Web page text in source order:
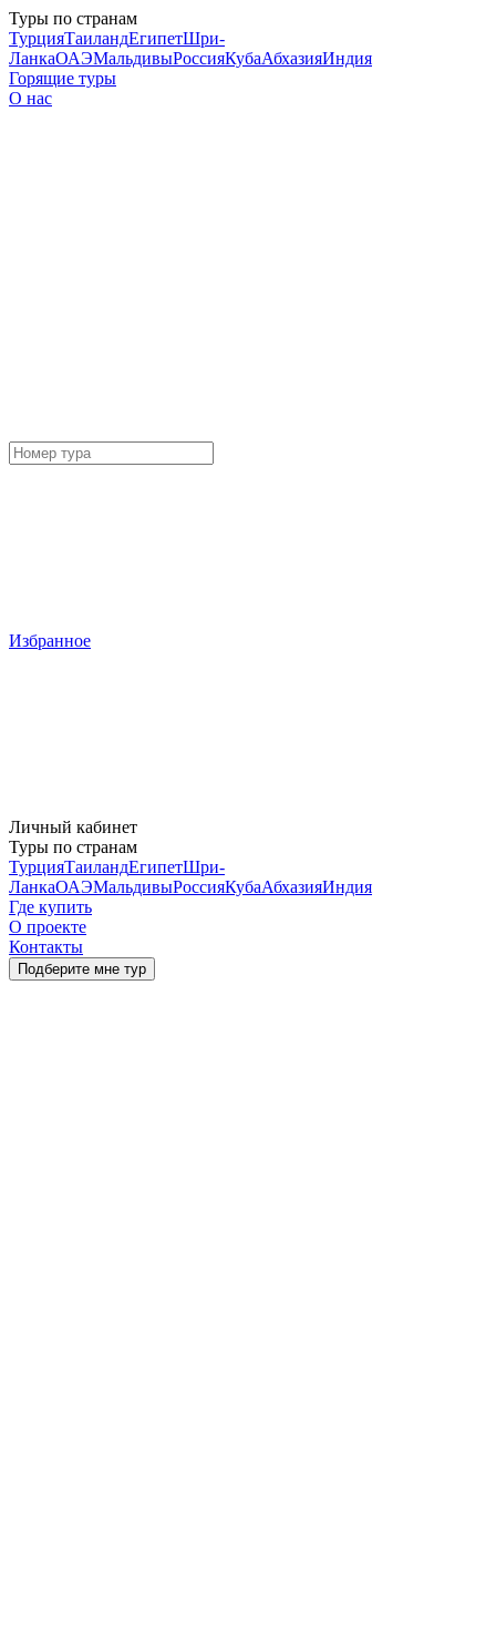
Туры по странам
ТурцияТаиландЕгипетШри-
ЛанкаОАЭМальдивыРоссияКубаАбхазияИндия
Горящие туры
О нас
Избранное
Личный кабинет
Туры по странам
ТурцияТаиландЕгипетШри-
ЛанкаОАЭМальдивыРоссияКубаАбхазияИндия
Где купить
О проекте
Контакты
Подберите мне тур